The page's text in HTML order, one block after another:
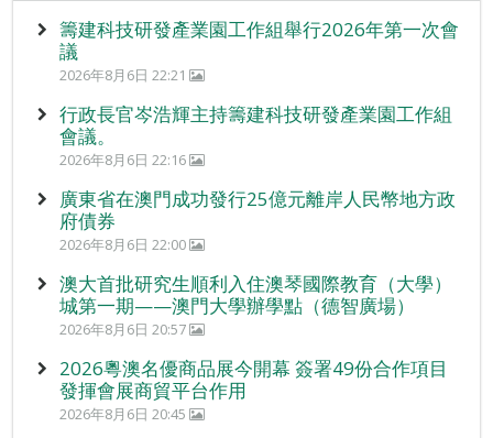
籌建科技研發產業園工作組舉行2026年第一次會
議
2026年8月6日 22:21
行政長官岑浩輝主持籌建科技研發產業園工作組
會議。
2026年8月6日 22:16
廣東省在澳門成功發行25億元離岸人民幣地方政
府債券
2026年8月6日 22:00
澳大首批研究生順利入住澳琴國際教育（大學）
城第一期——澳門大學辦學點（德智廣場）
2026年8月6日 20:57
2026粵澳名優商品展今開幕 簽署49份合作項目
發揮會展商貿平台作用
2026年8月6日 20:45